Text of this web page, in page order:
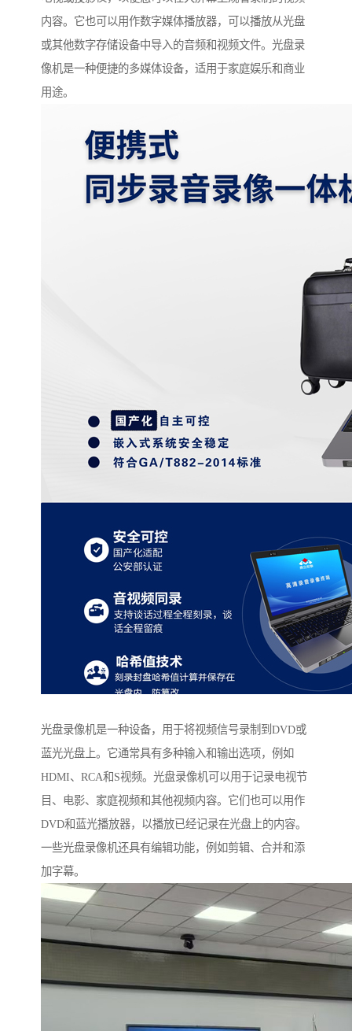
内容。它也可以用作数字媒体播放器，可以播放从光盘
或其他数字存储设备中导入的音频和视频文件。光盘录
像机是一种便捷的多媒体设备，适用于家庭娱乐和商业
用途。
光盘录像机是一种设备，用于将视频信号录制到DVD或
蓝光光盘上。它通常具有多种输入和输出选项，例如
HDMI、RCA和S视频。光盘录像机可以用于记录电视节
目、电影、家庭视频和其他视频内容。它们也可以用作
DVD和蓝光播放器，以播放已经记录在光盘上的内容。
一些光盘录像机还具有编辑功能，例如剪辑、合并和添
加字幕。